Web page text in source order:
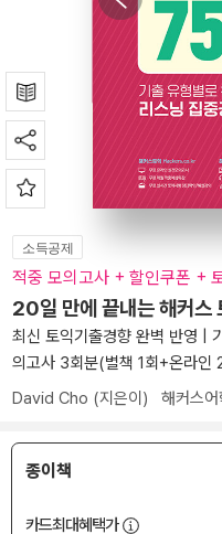
소득공제
적중 모의고사 + 할인쿠폰 +
20일 만에 끝내는 해커
최신 토익기출경향 완벽 반영 |
의고사 3회분(별책 1회+온라인
David Cho (지은이) 해커스
종이책
카드최대혜택가